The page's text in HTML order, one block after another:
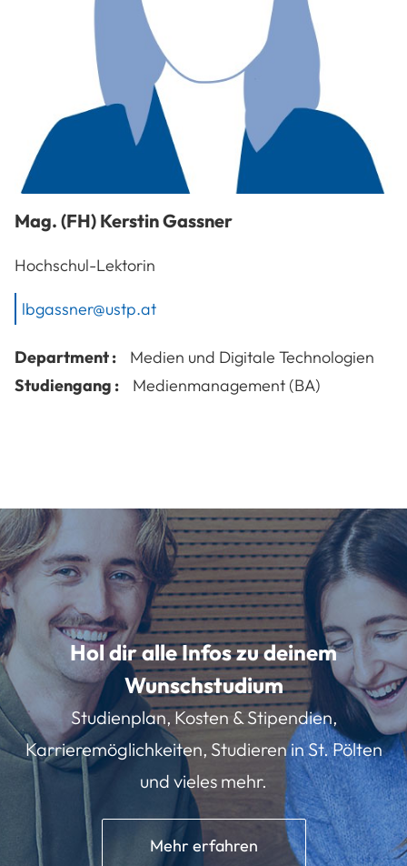
Mag. (FH) KerstinGassner
Hochschul-Lektorin
lbgassner@ustp.at
Department :
Medien und Digitale Technologien
Studiengang :
Medienmanagement (BA)
Hol dir alle Infos zu deinem
Wunschstudium
Studienplan, Kosten & Stipendien,
Karrieremöglichkeiten, Studieren in St. Pölten
und vieles mehr.
Mehr erfahren